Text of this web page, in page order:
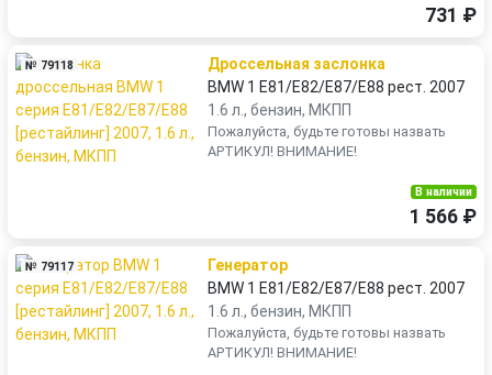
731 ₽
№ 79118
Дроссельная заслонка
BMW 1 E81/E82/E87/E88 рест. 2007
1.6 л., бензин, МКПП
Пожалуйста, будьте готовы назвать
АРТИКУЛ! ВНИМАНИЕ!
В наличии
1 566 ₽
№ 79117
Генератор
BMW 1 E81/E82/E87/E88 рест. 2007
1.6 л., бензин, МКПП
Пожалуйста, будьте готовы назвать
АРТИКУЛ! ВНИМАНИЕ!